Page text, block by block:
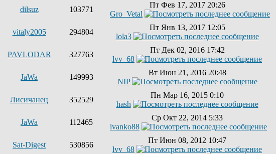
dilsuz 103771
Пт Фев 17, 2017 20:26
Gro_Vetal
vitaly2005 294804
Пт Янв 13, 2017 12:05
lola3
PAVLODAR 327763
Пт Дек 02, 2016 17:42
lvv_68
JaWa 149993
Вт Июн 21, 2016 20:48
NIP
Лисичанец 352529
Пн Мар 16, 2015 0:10
hash
JaWa 112465
Ср Окт 22, 2014 5:33
ivanko88
Sat-Digest 530856
Пт Июн 08, 2012 10:47
lvv_68